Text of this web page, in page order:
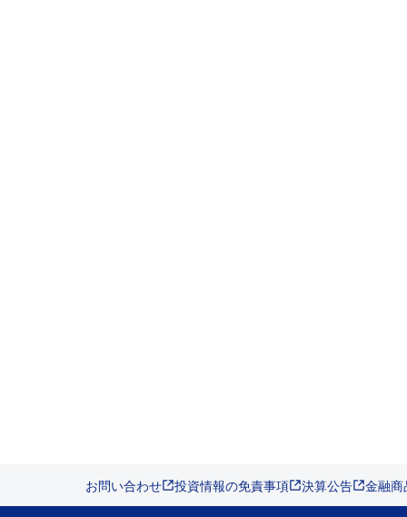
お問い合わせ 投資情報の免責事項 決算公告 金融